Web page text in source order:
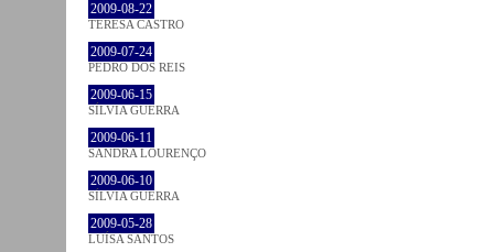
2009-08-22
TERESA CASTRO
2009-07-24
PEDRO DOS REIS
2009-06-15
SÍLVIA GUERRA
2009-06-11
SANDRA LOURENÇO
2009-06-10
SÍLVIA GUERRA
2009-05-28
LUÍSA SANTOS